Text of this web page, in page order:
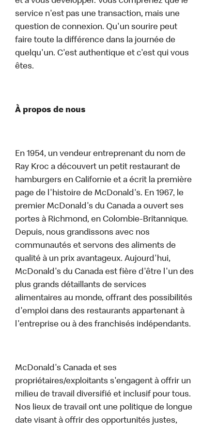
service n'est pas une transaction, mais une
question de connexion. Qu'un sourire peut
faire toute la différence dans la journée de
quelqu'un. C'est authentique et c'est qui vous
êtes.
À propos de nous
En 1954, un vendeur entreprenant du nom de
Ray Kroc a découvert un petit restaurant de
hamburgers en Californie et a écrit la première
page de l'histoire de McDonald's. En 1967, le
premier McDonald's du Canada a ouvert ses
portes à Richmond, en Colombie-Britannique.
Depuis, nous grandissons avec nos
communautés et servons des aliments de
qualité à un prix avantageux. Aujourd'hui,
McDonald's du Canada est fière d'être l'un des
plus grands détaillants de services
alimentaires au monde, offrant des possibilités
d'emploi dans des restaurants appartenant à
l'entreprise ou à des franchisés indépendants.
McDonald's Canada et ses
propriétaires/exploitants s'engagent à offrir un
milieu de travail diversifié et inclusif pour tous.
Nos lieux de travail ont une politique de longue
date visant à offrir des opportunités justes,